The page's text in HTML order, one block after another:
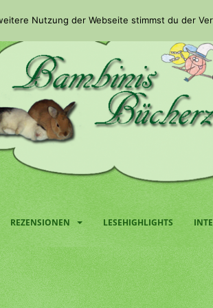
REZENSIONEN LESEHIGHLIGHTS
Nutzung der Webseite stimmst du der